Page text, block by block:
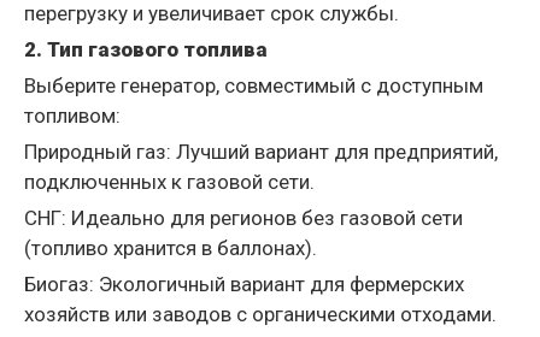
перегрузку и увеличивает срок службы.
2. Тип газового топлива
Выберите генератор, совместимый с доступным
топливом:
Природный газ: Лучший вариант для предприятий,
подключенных к газовой сети.
СНГ: Идеально для регионов без газовой сети
(топливо хранится в баллонах).
Биогаз: Экологичный вариант для фермерских
хозяйств или заводов с органическими отходами.